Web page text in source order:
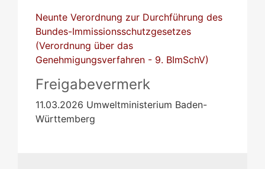
Neunte Verordnung zur Durchführung des
Bundes-Immissionsschutzgesetzes
(Verordnung über das
Genehmigungsverfahren - 9. BImSchV)
Freigabevermerk
11.03.2026 Umweltministerium Baden-
Württemberg